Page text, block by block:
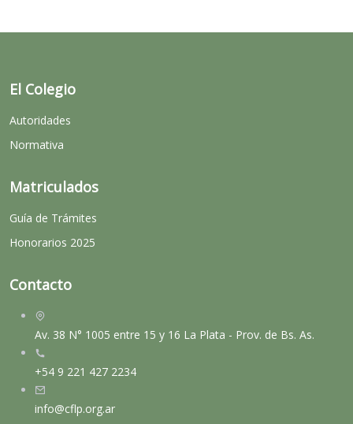
El Colegio
Autoridades
Normativa
Matriculados
Guía de Trámites
Honorarios 2025
Contacto
Av. 38 N° 1005 entre 15 y 16 La Plata - Prov. de Bs. As.
+54 9 221 427 2234
info@cflp.org.ar